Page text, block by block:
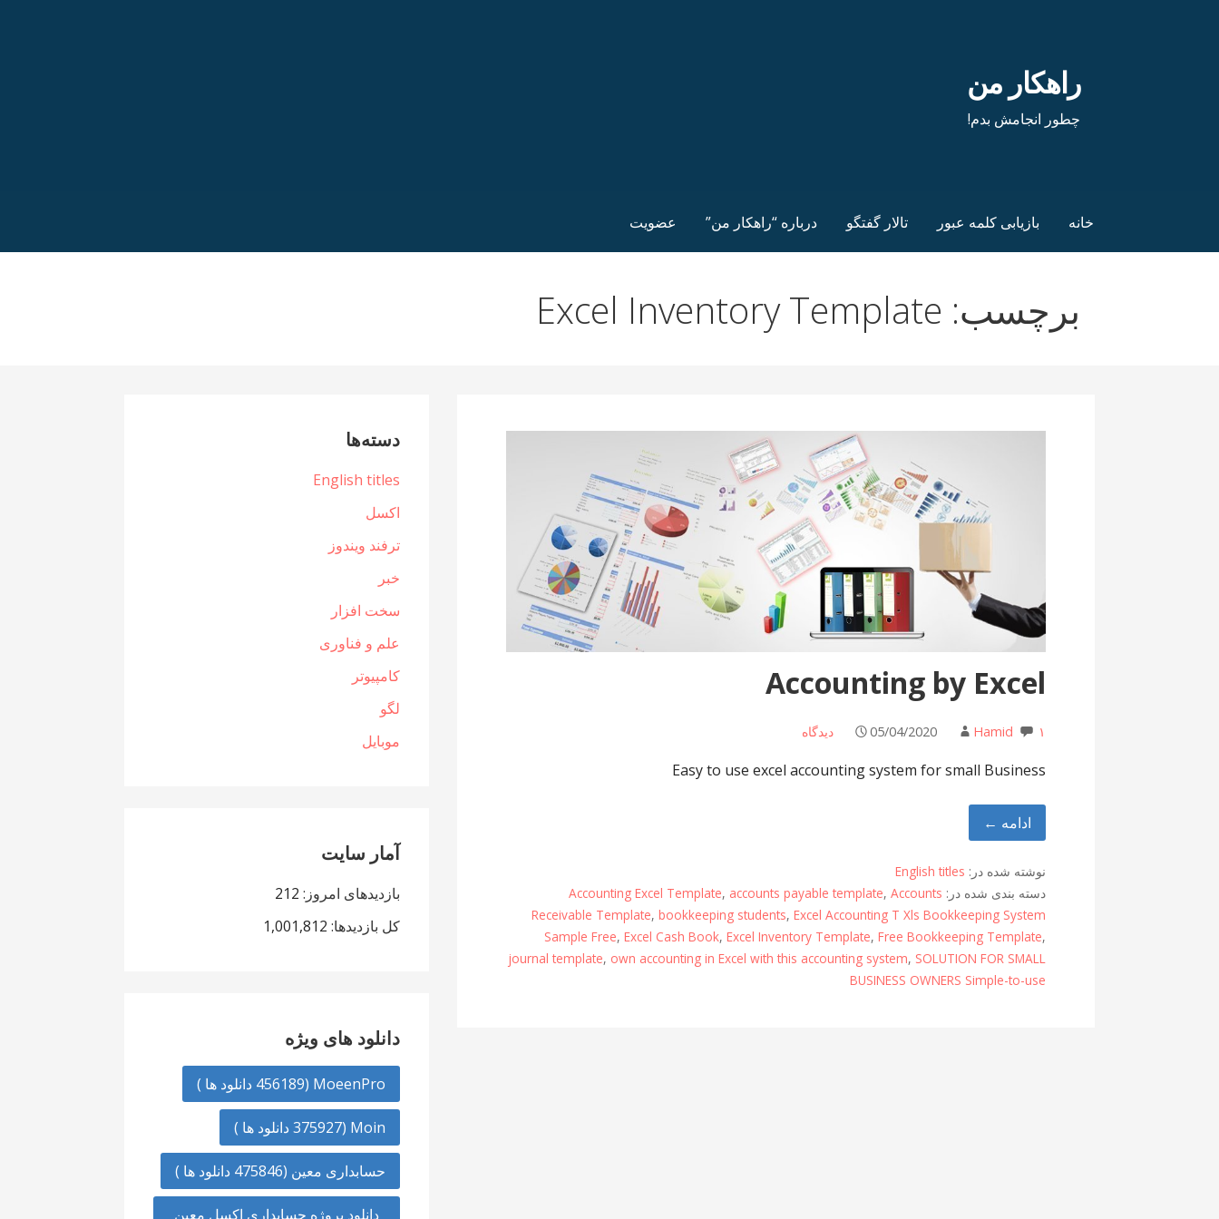
راهکار من
چطور انجامش بدم!
خانه بازیابی کلمه عبور تالار گفتگو درباره “راهکار من” عضویت
برچسب: Excel Inventory Template
Accounting by Excel
05/04/2020 Hamid ۱ دیدگاه
Easy to use excel accounting system for small Business
ادامه ←
نوشته شده در: English titles
دسته بندی شده در:
Accounting Excel Template, accounts payable template, Accounts
Receivable Template, bookkeeping students, Excel Accounting T Xls Bookkeeping System
Sample Free, Excel Cash Book, Excel Inventory Template, Free Bookkeeping Template,
journal template, own accounting in Excel with this accounting system, SOLUTION FOR SMALL
BUSINESS OWNERS Simple-to-use
دسته‌ها
English titles
اکسل
ترفند ویندوز
خبر
سخت افزار
علم و فناوری
کامپیوتر
لگو
موبایل
آمار سایت
بازدیدهای امروز: 212
کل بازدیدها: 1,001,812
دانلود های ویژه
MoeenPro (456189 دانلود ها )
Moin (375927 دانلود ها )
حسابداری معین (475846 دانلود ها )
دانلود پروژه حسابداری اکسل معین